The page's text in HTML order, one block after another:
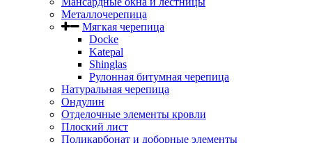
Металлочерепица
Мягкая черепица
Docke
Katepal
Shinglas
Рулонная битумная черепица
Натуральная черепица
Ондулин
Отделочные элементы кровли
Плоский лист
Поликарбонат и доборные элементы